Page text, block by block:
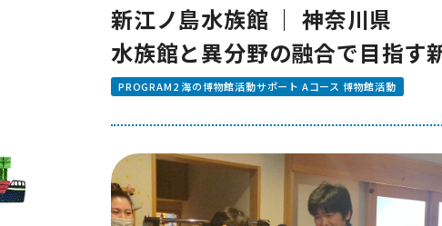
新江ノ島水族館 ｜ 神奈川県
水族館と異分野の融合で目指す
PROGRAM2 海の博物館活動サポート Aコース 博物館活動